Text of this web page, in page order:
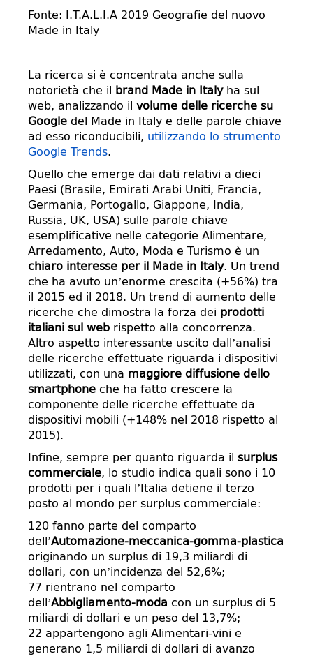
Fonte: I.T.A.L.I.A 2019 Geografie del nuovo
Made in Italy
La ricerca si è concentrata anche sulla
notorietà che il brand Made in Italyha sul
web, analizzando il volume delle ricerche su
Google del Made in Italy e delle parole chiave
ad esso riconducibili, utilizzando lo strumento
Google Trends.
Quello che emerge dai dati relativi a dieci
Paesi (Brasile, Emirati Arabi Uniti, Francia,
Germania, Portogallo, Giappone, India,
Russia, UK, USA) sulle parole chiave
esemplificative nelle categorie Alimentare,
Arredamento, Auto, Moda e Turismo è un
chiaro interesse per il Made in Italy. Un trend
che ha avuto un’enorme crescita (+56%) tra
il 2015 ed il 2018. Un trend di aumento delle
ricerche che dimostra la forza dei prodotti
italiani sul web rispetto alla concorrenza.
Altro aspetto interessante uscito dall’analisi
delle ricerche effettuate riguarda i dispositivi
utilizzati, con una maggiore diffusione dello
smartphone che ha fatto crescere la
componente delle ricerche effettuate da
dispositivi mobili (+148% nel 2018 rispetto al
2015).
Infine, sempre per quanto riguarda il surplus
commerciale, lo studio indica quali sono i 10
prodotti per i quali l’Italia detiene il terzo
posto al mondo per surplus commerciale:
120 fanno parte del comparto
dell’Automazione-meccanica-gomma-plastica
originando un surplus di 19,3 miliardi di
dollari, con un’incidenza del 52,6%;
77 rientrano nel comparto
dell’Abbigliamento-moda con un surplus di 5
miliardi di dollari e un peso del 13,7%;
22 appartengono agli Alimentari-vini e
generano 1,5 miliardi di dollari di avanzo